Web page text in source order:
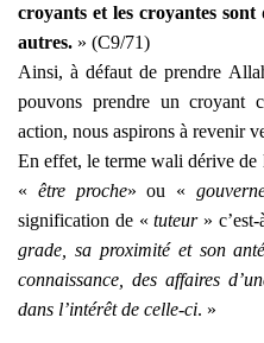
croyants et les croyantes sont
autres. » (C9/71)
Ainsi, à défaut de prendre
pouvons prendre un croyant
action, nous aspirons à revenir
En effet, le terme wali dérive
« être proche» ou «
signification de «tuteur» c’est-
grade, sa proximité et son
connaissance, des affaires
dans l’intérêt de celle-ci. »